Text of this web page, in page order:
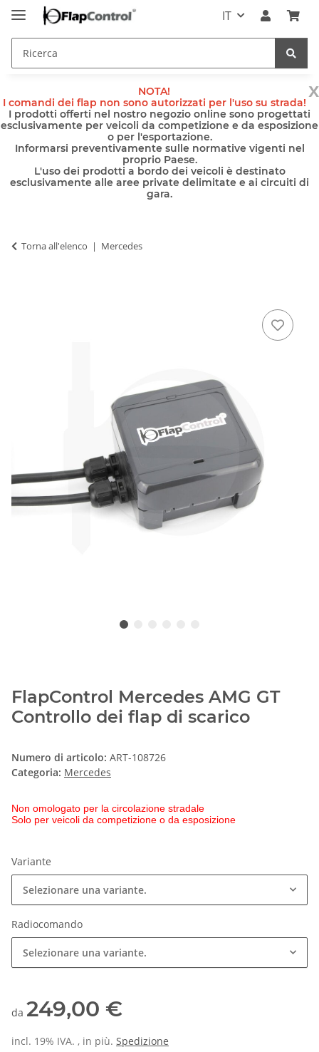
IT
x
NOTA!
I comandi dei flap non sono autorizzati per l'uso su strada!
I prodotti offerti nel nostro negozio online sono progettati
esclusivamente per veicoli da competizione e da esposizione
o per l'esportazione.
Informarsi preventivamente sulle normative vigenti nel
proprio Paese.
L'uso dei prodotti a bordo dei veicoli è destinato
esclusivamente alle aree private delimitate e ai circuiti di
gara.
Torna all'elenco Mercedes
FlapControl Mercedes AMG GT
Controllo dei flap di scarico
Numero di articolo: ART-108726
Categoria: Mercedes
Non omologato per la circolazione stradale
Solo per veicoli da competizione o da esposizione
Variante
Selezionare una variante.
Radiocomando
Selezionare una variante.
da 249,00 €
incl. 19% IVA. , in più. Spedizione